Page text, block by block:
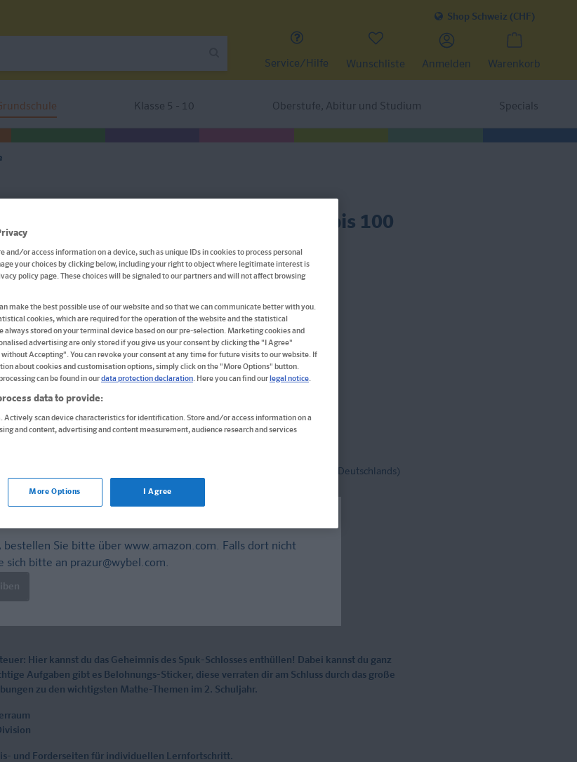
Shop Schweiz (CHF)
Service/Hilfe Wunschliste Anmelden Warenkorb
Klasse 5 - 10 Oberstufe, Abitur und Studium Specials
Klett Die Mathe-Helden: Rechnen bis 100
2. Klasse
Buch
Format: 17,0 x 24,2 cm, 64 Seiten
ISBN: 978-3-12-949424-0
Informationen für Lehrer:innen und Referendar:innen
10,40 CHF
(innerh. Deutschlands)
In den Warenkorb
Hier kannst du das Geheimnis des Spuk-Schlosses enthüllen! Dabei kannst du ganz
Aufgaben gibt es Belohnungs-Sticker, diese verraten dir am Schluss durch das große
zu den wichtigsten Mathe-Themen im 2. Schuljahr.
und Forderseiten für individuellen Lernfortschritt.
bestellen Sie bitte über www.amazon.com. Falls dort nicht
sich bitte an prazur@wybel.com.
and/or access information on a device, such as unique IDs in cookies to process personal
your choices by clicking below, including your right to object where legitimate interest is
policy page. These choices will be signaled to our partners and will not affect browsing
make the best possible use of our website and so that we can communicate better with you.
cookies, which are required for the operation of the website and the statistical
always stored on your terminal device based on our pre-selection. Marketing cookies and
advertising are only stored if you give us your consent by clicking the "I Agree"
Accepting". You can revoke your consent at any time for future visits to our website. If
about cookies and customisation options, simply click on the "More Options" button.
can be found in ourdata protection declaration. Here you can find our legal notice.
data to provide:
Actively scan device characteristics for identification. Store and/or access information on a
and content, advertising and content measurement, audience research and services
I Agree
More Options